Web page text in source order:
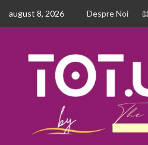
august 8, 2026 Despre Noi